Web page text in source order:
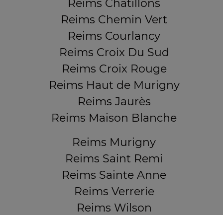
Reims Châtillons
Reims Chemin Vert
Reims Courlancy
Reims Croix Du Sud
Reims Croix Rouge
Reims Haut de Murigny
Reims Jaurès
Reims Maison Blanche
Reims Murigny
Reims Saint Remi
Reims Sainte Anne
Reims Verrerie
Reims Wilson